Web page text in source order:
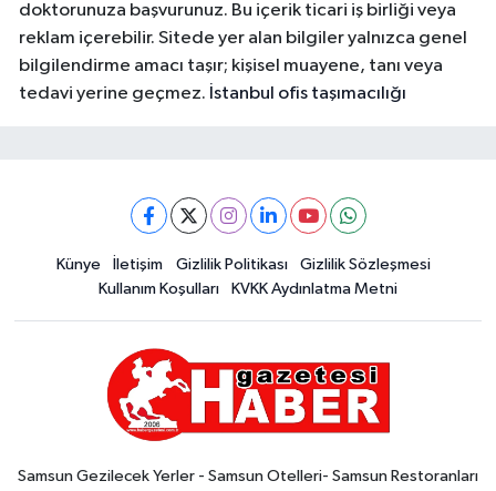
doktorunuza başvurunuz. Bu içerik ticari iş birliği veya
reklam içerebilir. Sitede yer alan bilgiler yalnızca genel
bilgilendirme amacı taşır; kişisel muayene, tanı veya
tedavi yerine geçmez. İstanbul ofis taşımacılığı
Künye İletişim Gizlilik Politikası
Gizlilik Sözleşmesi
Kullanım Koşulları
KVKK Aydınlatma Metni
Samsun Gezilecek Yerler - Samsun Otelleri- Samsun Restoranları